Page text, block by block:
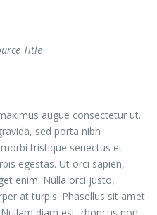
Title
augue consectetur ut.
sed porta nibh
tristique senectus et
egestas. Ut orci sapien,
enim. Nulla orci justo,
at turpis. Phasellus sit amet